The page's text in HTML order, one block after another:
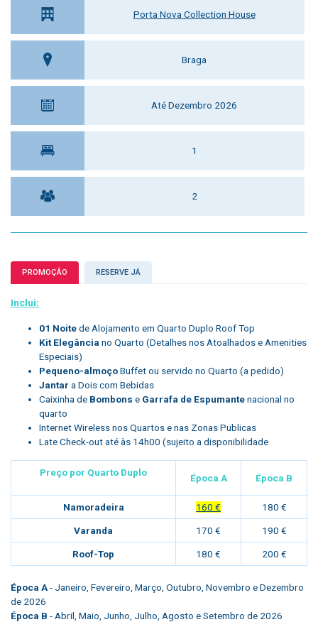
Porta Nova Collection House
Braga
Até Dezembro 2026
1
2
PROMOÇÃO RESERVE JÁ
Inclui:
01 Noitede Alojamento em Quarto Duplo Roof Top
Kit Elegância no Quarto (Detalhes nos Atoalhados e Amenities
Especiais)
Pequeno-almoçoBuffet ou servido no Quarto (a pedido)
Jantar a Dois com Bebidas
Caixinha de Bombons e Garrafa de Espumantenacional no
quarto
Internet Wireless nos Quartos e nas Zonas Publicas
Late Check-out até às 14h00 (sujeito a disponibilidade
Preço por Quarto Duplo Época A Época B
Namoradeira 160 € 180 €
Varanda 170 € 190 €
Roof-Top 180 € 200 €
Época A- Janeiro, Fevereiro, Março, Outubro, Novembro e Dezembro
de 2026
Época B - Abril, Maio, Junho, Julho, Agosto e Setembro de 2026